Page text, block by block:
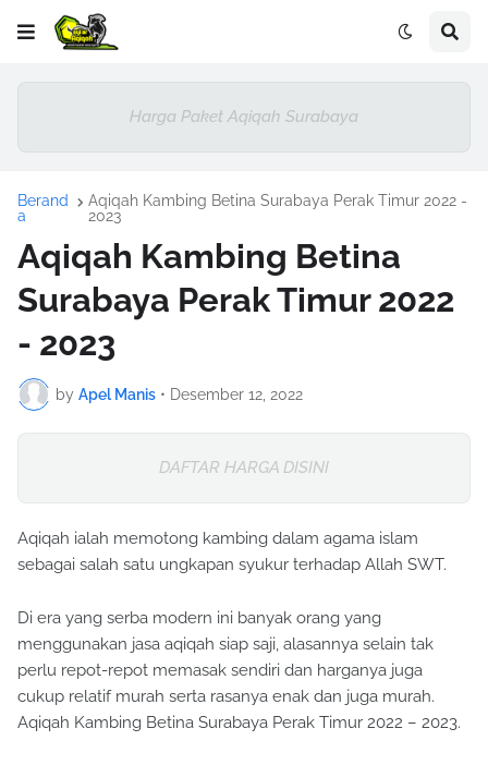
Harga Paket Aqiqah Surabaya
Berand
a
Aqiqah Kambing Betina Surabaya Perak Timur 2022 -
2023
Aqiqah Kambing Betina
Surabaya Perak Timur 2022
- 2023
by Apel Manis • Desember 12, 2022
DAFTAR HARGA DISINI
Aqiqah ialah memotong kambing dalam agama islam
sebagai salah satu ungkapan syukur terhadap Allah SWT.
Di era yang serba modern ini banyak orang yang
menggunakan jasa aqiqah siap saji, alasannya selain tak
perlu repot-repot memasak sendiri dan harganya juga
cukup relatif murah serta rasanya enak dan juga murah.
Aqiqah Kambing Betina Surabaya Perak Timur 2022 – 2023.